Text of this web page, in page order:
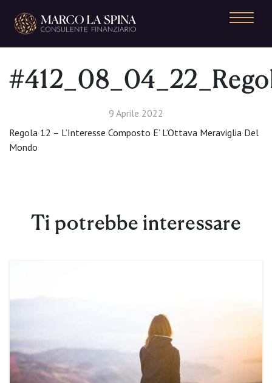
Navigazione principale
9 Aprile 2022
Regola 12 – L’Interesse Composto E’ L’Ottava Meraviglia Del
Mondo
Ti potrebbe interessare